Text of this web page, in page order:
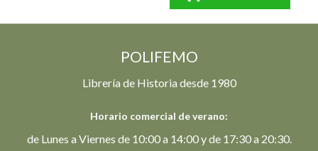
POLIFEMO
Librería de Historia desde 1980
Horario comercial de verano:
de Lunes a Viernes de 10:00 a 14:00 y de 17:30 a 20:30.